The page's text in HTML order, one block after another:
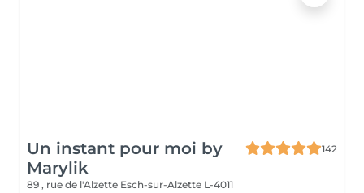
Un instant pour moi by
Marylik
142
89 , rue de l'Alzette Esch-sur-Alzette L-4011